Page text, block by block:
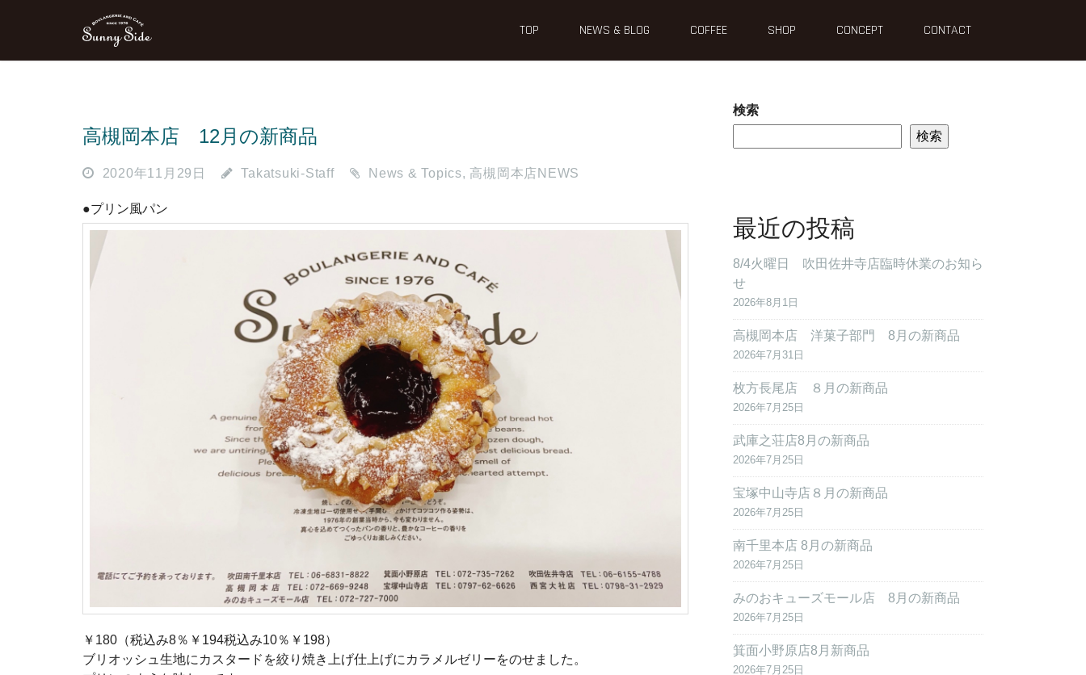
TOP NEWS & BLOG COFFEE SHOP CONCEPT CONTACT
高槻岡本店 12月の新商品
2020年11月29日 Takatsuki-Staff News & Topics, 高槻岡本店NEWS
●プリン風パン
￥180（税込み8％￥194税込み10％￥198）
ブリオッシュ生地にカスタードを絞り焼き上げ仕上げにカラメルゼリーをのせました。
検索
検索
最近の投稿
8/4火曜日 吹田佐井寺店臨時休業のお知ら
せ
2026年8月1日
高槻岡本店 洋菓子部門 8月の新商品
2026年7月31日
枚方長尾店 ８月の新商品
2026年7月25日
武庫之荘店8月の新商品
2026年7月25日
宝塚中山寺店８月の新商品
2026年7月25日
南千里本店 8月の新商品
2026年7月25日
みのおキューズモール店 8月の新商品
2026年7月25日
箕面小野原店8月新商品
2026年7月25日